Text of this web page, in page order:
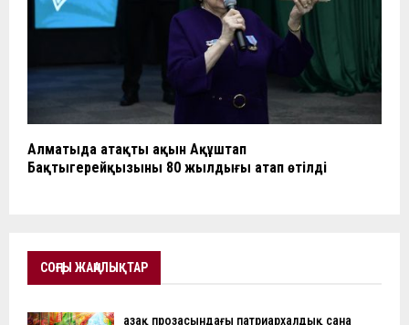
Алматыда атақты ақын Ақұштап
Бақтыгерейқызының 80 жылдығы атап өтілді
СОҢҒЫ ЖАҢАЛЫҚТАР
Қазақ прозасындағы патриархалдық сана